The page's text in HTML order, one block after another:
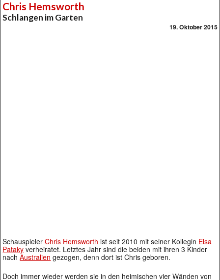
Chris Hemsworth
Schlangen im Garten
19. Oktober 2015
SchauspielerChris Hemsworth ist seit 2010 mit seiner Kollegin Elsa
Pataky verheiratet. Letztes Jahr sind die beiden mit ihren 3 Kinder
nachAustralien gezogen, denn dort ist Chris geboren.
Doch immer wieder werden sie in den heimischen vier Wänden von